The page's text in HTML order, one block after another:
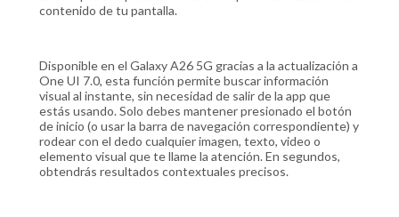
contenido de tu pantalla.
Disponible en el Galaxy A26 5G gracias a la actualización a
One UI 7.0, esta función permite buscar información
visual al instante, sin necesidad de salir de la app que
estás usando. Solo debes mantener presionado el botón
de inicio (o usar la barra de navegación correspondiente) y
rodear con el dedo cualquier imagen, texto, video o
elemento visual que te llame la atención. En segundos,
obtendrás resultados contextuales precisos.